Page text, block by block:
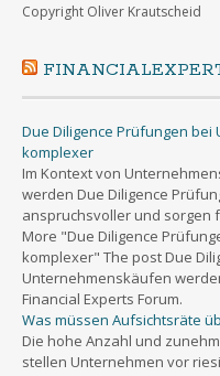
Copyright Oliver Krautscheid
Due Diligence Prüfungen
komplexer
Im Kontext von
werden Due Diligence
anspruchsvoller und sorgen
More "Due Diligence
komplexer" The post Due
Unternehmenskäufen
Financial Experts Forum.
Was müssen Aufsichtsräte
Die hohe Anzahl und
stellen Unternehmen vor